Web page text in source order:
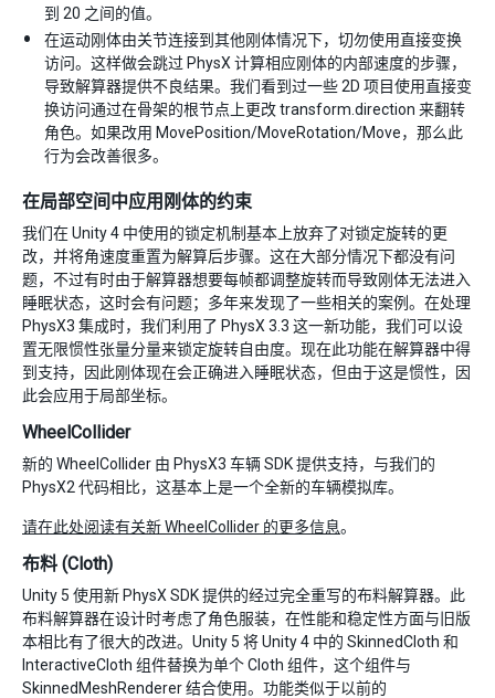
到 20 之间的值。
在运动刚体由关节连接到其他刚体情况下，切勿使用直接变换
访问。这样做会跳过 PhysX 计算相应刚体的内部速度的步骤，
导致解算器提供不良结果。我们看到过一些 2D 项目使用直接变
换访问通过在骨架的根节点上更改 transform.direction 来翻转
角色。如果改用 MovePosition/MoveRotation/Move，那么此
行为会改善很多。
在局部空间中应用刚体的约束
我们在 Unity 4 中使用的锁定机制基本上放弃了对锁定旋转的更
改，并将角速度重置为解算后步骤。这在大部分情况下都没有问
题，不过有时由于解算器想要每帧都调整旋转而导致刚体无法进入
睡眠状态，这时会有问题；多年来发现了一些相关的案例。在处理
PhysX3 集成时，我们利用了 PhysX 3.3 这一新功能，我们可以设
置无限惯性张量分量来锁定旋转自由度。现在此功能在解算器中得
到支持，因此刚体现在会正确进入睡眠状态，但由于这是惯性，因
此会应用于局部坐标。
WheelCollider
新的 WheelCollider 由 PhysX3 车辆 SDK 提供支持，与我们的
PhysX2 代码相比，这基本上是一个全新的车辆模拟库。
请在此处阅读有关新 WheelCollider 的更多信息。
布料 (Cloth)
Unity 5 使用新 PhysX SDK 提供的经过完全重写的布料解算器。此
布料解算器在设计时考虑了角色服装，在性能和稳定性方面与旧版
本相比有了很大的改进。Unity 5 将 Unity 4 中的 SkinnedCloth 和
InteractiveCloth 组件替换为单个 Cloth 组件，这个组件与
SkinnedMeshRenderer 结合使用。功能类似于以前的